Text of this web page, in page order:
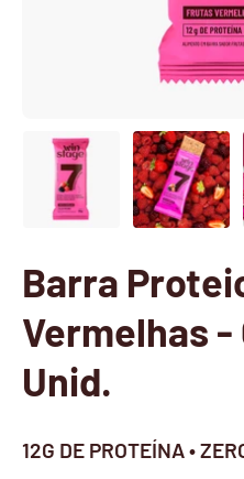
Barra
Vermelhas -
Unid.
12G DE PROTEÍNA •